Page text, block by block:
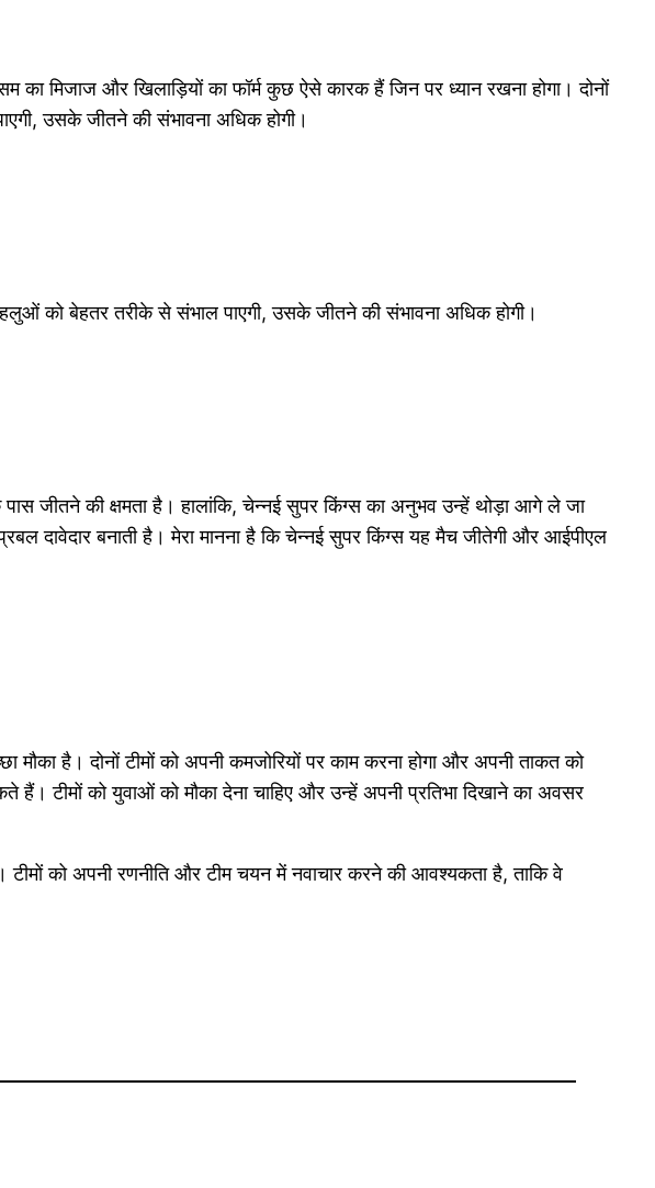
मिजाज और खिलाड़ियों का फॉर्म कुछ ऐसे कारक हैं जिन पर ध्यान रखना होगा। दोनों
उसके जीतने की संभावना अधिक होगी।
को बेहतर तरीके से संभाल पाएगी, उसके जीतने की संभावना अधिक होगी।
जीतने की क्षमता है। हालांकि, चेन्नई सुपर किंग्स का अनुभव उन्हें थोड़ा आगे ले जा
दावेदार बनाती है। मेरा मानना है कि चेन्नई सुपर किंग्स यह मैच जीतेगी और आईपीएल
है। दोनों टीमों को अपनी कमजोरियों पर काम करना होगा और अपनी ताकत को
टीमों को युवाओं को मौका देना चाहिए और उन्हें अपनी प्रतिभा दिखाने का अवसर
को अपनी रणनीति और टीम चयन में नवाचार करने की आवश्यकता है, ताकि वे